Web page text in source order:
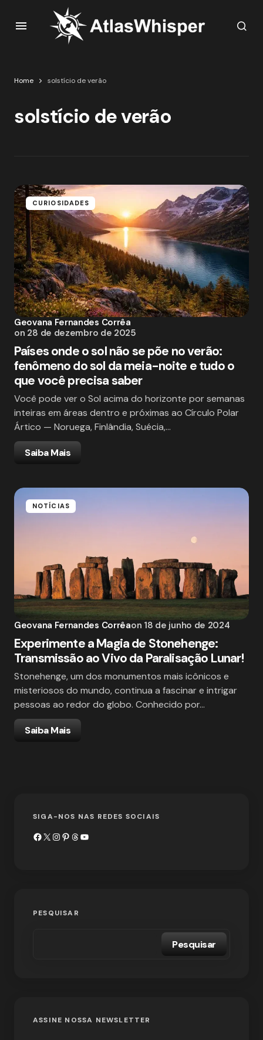
Home solstício de verão
solstício de verão
CURIOSIDADES
Geovana Fernandes Corrêa
on 28 de dezembro de 2025
Países onde o sol não se põe no verão:
fenômeno do sol da meia-noite e tudo o
que você precisa saber
Você pode ver o Sol acima do horizonte por semanas
inteiras em áreas dentro e próximas ao Círculo Polar
Ártico — Noruega, Finlândia, Suécia,…
Saiba Mais
NOTÍCIAS
Geovana Fernandes Corrêaon 18 de junho de 2024
Experimente a Magia de Stonehenge:
Transmissão ao Vivo da Paralisação Lunar!
Stonehenge, um dos monumentos mais icônicos e
misteriosos do mundo, continua a fascinar e intrigar
pessoas ao redor do globo. Conhecido por…
Saiba Mais
SIGA-NOS NAS REDES SOCIAIS
PESQUISAR
Pesquisar
ASSINE NOSSA NEWSLETTER